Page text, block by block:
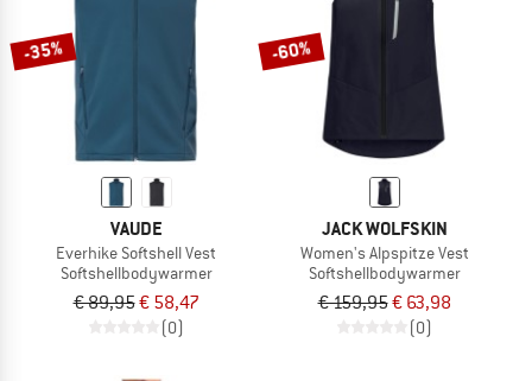
-35%
VAUDE
Everhike Softshell Vest
Softshellbodywarmer
€ 89,95€ 58,47
(0)
-60%
JACK WOLFSKIN
Women's Alpspitze Vest
Softshellbodywarmer
€ 159,95€ 63,98
(0)